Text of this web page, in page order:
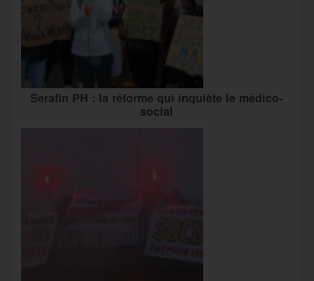
Serafin PH : la réforme qui inquiète le médico-
social